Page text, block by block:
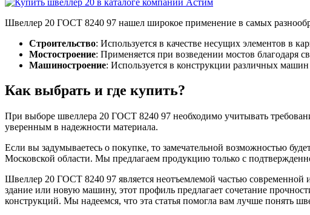
Фитинги резьбовые чугунные
Швеллер 20 ГОСТ 8240 97 нашел широкое применение в самых
Строительство: Используется в качестве несущих элементов в
Мостостроение: Применяется при возведении мостов благодаря
Машиностроение: Используется в конструкции различных
Как выбрать и где купить?
При выборе швеллера 20 ГОСТ 8240 97 необходимо учитывать
уверенным в надежности материала.
Если вы задумываетесь о покупке, то замечательной возможностью
Московской области. Мы предлагаем продукцию только с
Швеллер 20 ГОСТ 8240 97 является неотъемлемой частью современной
здание или новую машину, этот профиль предлагает сочетание
конструкций. Мы надеемся, что эта статья помогла вам лучше понять